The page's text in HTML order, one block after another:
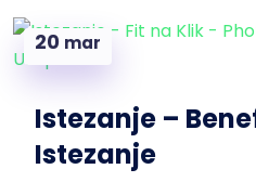
20 mar
Istezanje –
Istezanje